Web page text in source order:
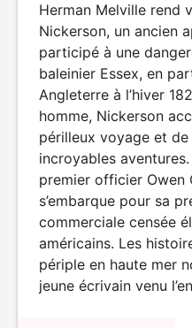
Herman Melville rend
Nickerson, un ancien
participé à une
baleinier Essex, en
Angleterre à l’hiver
homme, Nickerson
périlleux voyage et
incroyables
premier officier Owen
s’embarque pour sa
commerciale censée
américains. Les
périple en haute mer
jeune écrivain venu